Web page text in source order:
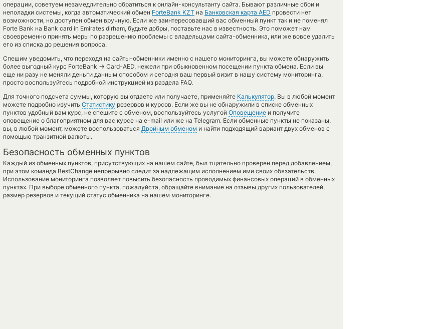
операции, советуем незамедлительно обратиться к онлайн-консультанту сайта. Бывают различные сбои и
неполадки системы, когда автоматический обмен ForteBank KZT на Банковская карта AED провести нет
возможности, но доступен обмен вручную. Если же заинтересовавший вас обменный пункт так и не поменял
Forte Bank на Bank card in Emirates dirham, будьте добры, поставьте нас в известность. Это поможет нам
своевременно принять меры по разрешению проблемы с владельцами сайта-обменника, или же вовсе удалить
его из списка до решения вопроса.
Спешим уведомить, что переходя на сайты-обменники именно с нашего мониторинга, вы можете обнаружить
более выгодный курс ForteBank → Card-AED, нежели при обыкновенном посещении пункта обмена. Если вы
еще ни разу не меняли деньги данным способом и сегодня ваш первый визит в нашу систему мониторинга,
просто воспользуйтесь подробной инструкцией из раздела FAQ.
Для точного подсчета суммы, которую вы отдаете или получаете, применяйте Калькулятор. Вы в любой момент
можете подробно изучить Статистику резервов и курсов. Если же вы не обнаружили в списке обменных
пунктов удобный вам курс, не спешите с обменом, воспользуйтесь услугой Оповещение и получите
оповещение о благоприятном для вас курсе на e-mail или же на Telegram. Если обменные пункты не показаны,
вы, в любой момент, можете воспользоваться Двойным обменом и найти подходящий вариант двух обменов с
помощью транзитной валюты.
Безопасность обменных пунктов
Каждый из обменных пунктов, присутствующих на нашем сайте, был тщательно проверен перед добавлением,
при этом команда BestChange непрерывно следит за надлежащим исполнением ими своих обязательств.
Использование мониторинга позволяет повысить безопасность проводимых финансовых операций в обменных
пунктах. При выборе обменного пункта, пожалуйста, обращайте внимание на отзывы других пользователей,
размер резервов и текущий статус обменника на нашем мониторинге.